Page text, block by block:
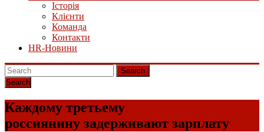
Історія
Клієнти
Команда
Контакти
HR-Новини
Search
Каждому третьему
россиянину задерживают зарплату